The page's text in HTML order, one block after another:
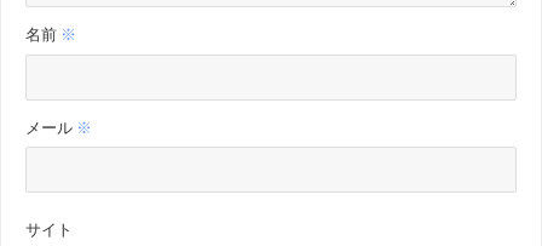
名前 ※
メール ※
サイト